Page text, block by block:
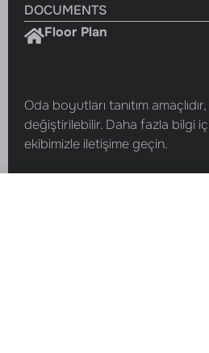
DOCUMENTS
Floor Plan
Oda boyutları tanıtım
değiştirilebilir. Daha fazla bilgi
ekibimizle iletişime geçin.